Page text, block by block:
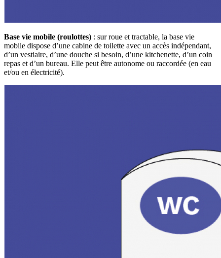
Base vie mobile (roulottes) : sur roue et tractable, la base vie
mobile dispose d’une cabine de toilette avec un accès indépendant,
d’un vestiaire, d’une douche si besoin, d’une kitchenette, d’un coin
repas et d’un bureau. Elle peut être autonome ou raccordée (en eau
et/ou en électricité).